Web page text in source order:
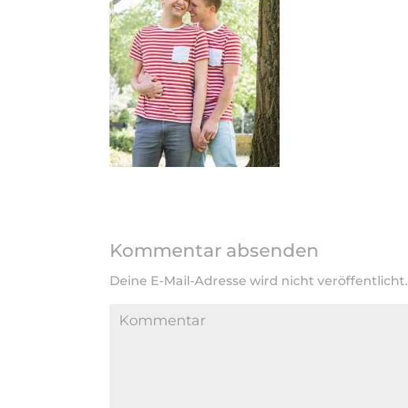
Kommentar absenden
Deine E-Mail-Adresse wird nicht veröffentlicht.